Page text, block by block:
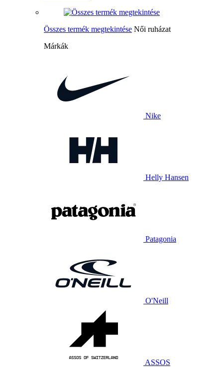
Összes termék megtekintése Női ruházat
Márkák
Nike
Helly Hansen
Patagonia
O'Neill
ASSOS